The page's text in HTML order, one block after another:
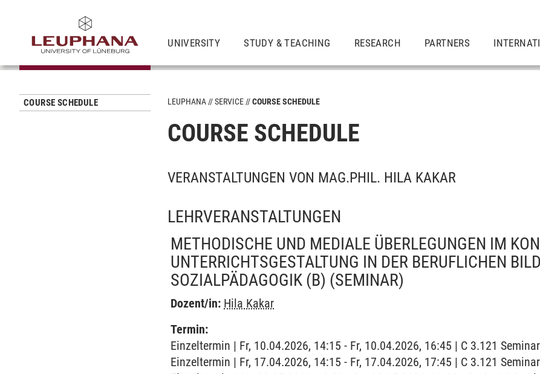
UNIVERSITY STUDY & TEACHING RESEARCH PARTNERS
COURSE SCHEDULE LEUPHANA SERVICE COURSE SCHEDULE
COURSE SCHEDULE
VERANSTALTUNGEN VON MAG.PHIL. HILA KAKAR
LEHRVERANSTALTUNGEN
METHODISCHE UND MEDIALE ÜBERLEGUNGEN IM
UNTERRICHTSGESTALTUNG IN DER BERUFLICHEN
SOZIALPÄDAGOGIK (B) (SEMINAR)
Dozent/in: Hila Kakar
Termin:
Einzeltermin | Fr, 10.04.2026, 14:15 - Fr, 10.04.2026, 16:45 | C 3.121
Einzeltermin | Fr, 17.04.2026, 14:15 - Fr, 17.04.2026, 17:45 | C 3.121